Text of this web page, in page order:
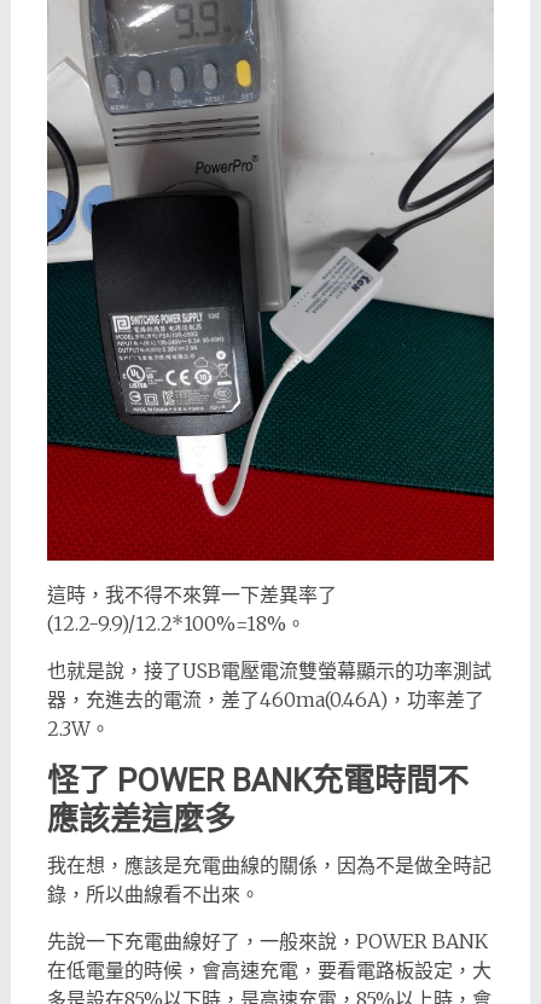
這時，我不得不來算一下差異率了
(12.2-9.9)/12.2*100%=18%。
也就是說，接了USB電壓電流雙螢幕顯示的功率測試
器，充進去的電流，差了460ma(0.46A)，功率差了
2.3W。
怪了 POWER BANK充電時間不
應該差這麼多
我在想，應該是充電曲線的關係，因為不是做全時記
錄，所以曲線看不出來。
先說一下充電曲線好了，一般來說，POWER BANK
在低電量的時候，會高速充電，要看電路板設定，大
多是設在85%以下時，是高速充電，85%以上時，會